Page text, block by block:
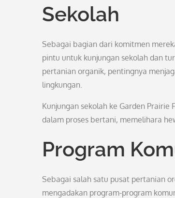
Sekolah
Sebagai bagian dari komitmen
pintu untuk kunjungan sekolah dan
pertanian organik, pentingnya
lingkungan.
Kunjungan sekolah ke Garden
dalam proses bertani, memelihara
Program
Sebagai salah satu pusat pertanian
mengadakan program-program